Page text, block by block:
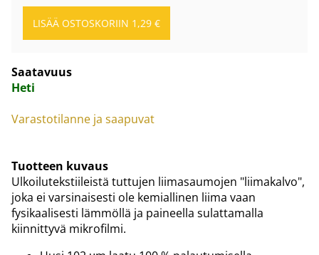
Saatavuus
Heti
Varastotilanne ja saapuvat
Tuotteen kuvaus
Ulkoilutekstiileistä tuttujen liimasaumojen "liimakalvo",
joka ei varsinaisesti ole kemiallinen liima vaan
fysikaalisesti lämmöllä ja paineella sulattamalla
kiinnittyvä mikrofilmi.